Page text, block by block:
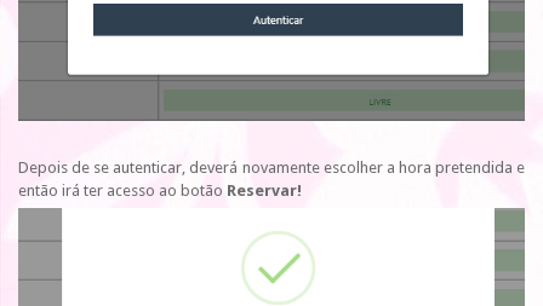
Depois de se autenticar, deverá novamente escolher a hora pretendida e
então irá ter acesso ao botão Reservar!